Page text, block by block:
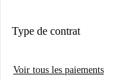
Type de contrat
Voir tous les paiements